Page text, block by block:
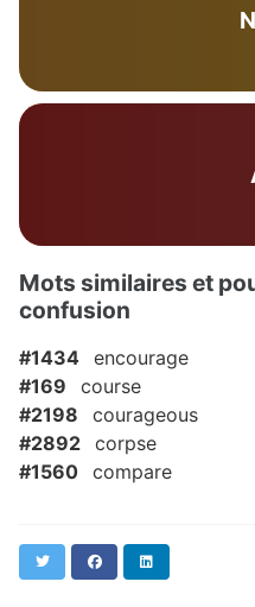
Mots similaires et
confusion
#1434 encourage
#169
course
#2198
courageous
#2892 corpse
#1560 compare
Twitter Facebook